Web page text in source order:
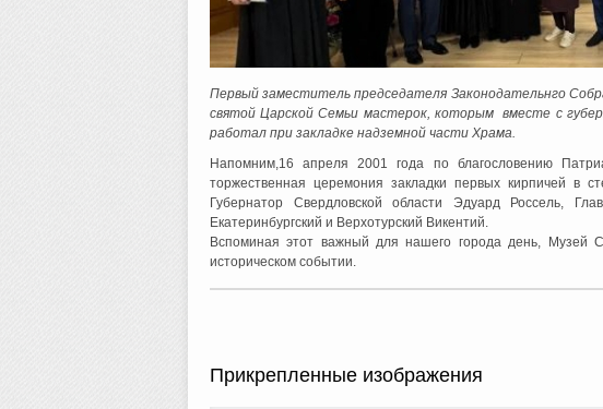
Первый заместитель председателя Законодательнго
святой Царской Семьи мастерок, которым вместе с
работал при закладке надземной части Храма.
Напомним,16 апреля 2001 года по благословению
торжественная церемония закладки первых кирпичей в
Губернатор Свердловской области Эдуард Россель,
Екатеринбургский и Верхотурский Викентий.
Вспоминая этот важный для нашего города день, Музей
историческом событии.
Прикрепленные изображения